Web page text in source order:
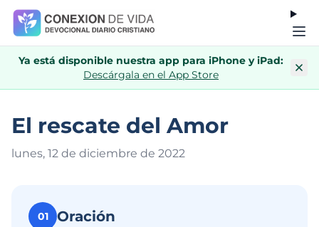
Ya está disponible nuestra app para iPhone y iPad:
Descárgala en el App Store
El rescate del Amor
lunes, 12 de diciembre de 2022
01 Oración